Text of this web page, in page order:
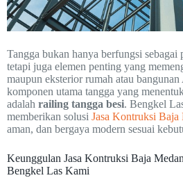
Tangga bukan hanya berfungsi sebagai
tetapi juga elemen penting yang
maupun eksterior rumah atau bangunan
komponen utama tangga yang
adalah railing tangga besi. Bengkel
memberikan solusi Jasa Kontruksi Baja
aman, dan bergaya modern sesuai
Keunggulan Jasa Kontruksi Baja
Bengkel Las Kami